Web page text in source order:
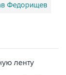
Федорищев
ленту